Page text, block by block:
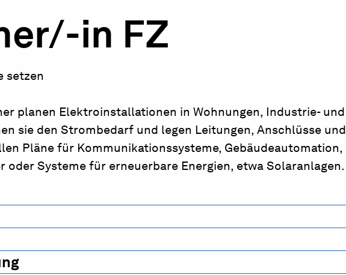
in FZ
setzen
planen Elektroinstallationen in Wohnungen, Industrie- und
sie den Strombedarf und legen Leitungen, Anschlüsse und
Pläne für Kommunikationssysteme, Gebäudeautomation,
Systeme für erneuerbare Energien, etwa Solaranlagen.